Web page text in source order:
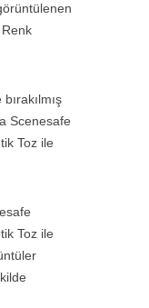
Scenesafe
Toz ile
Toz ile